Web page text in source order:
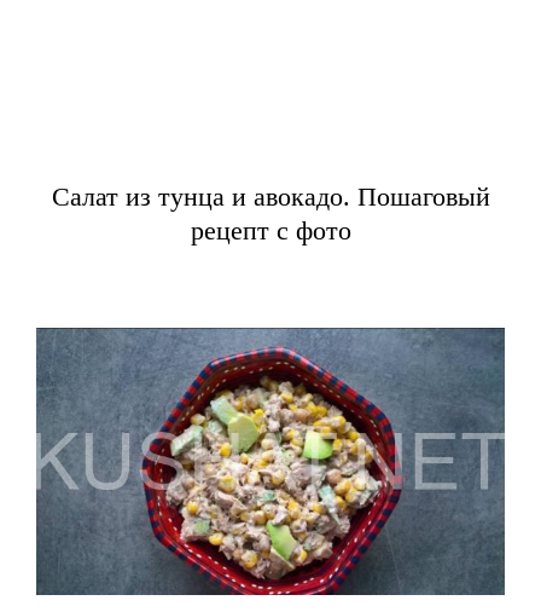
Салат из тунца и авокадо. Пошаговый
рецепт с фото